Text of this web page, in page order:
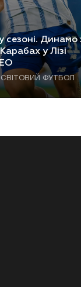
сезоні. Динамо
у Лізі
| СВІТОВИЙ ФУТБОЛ